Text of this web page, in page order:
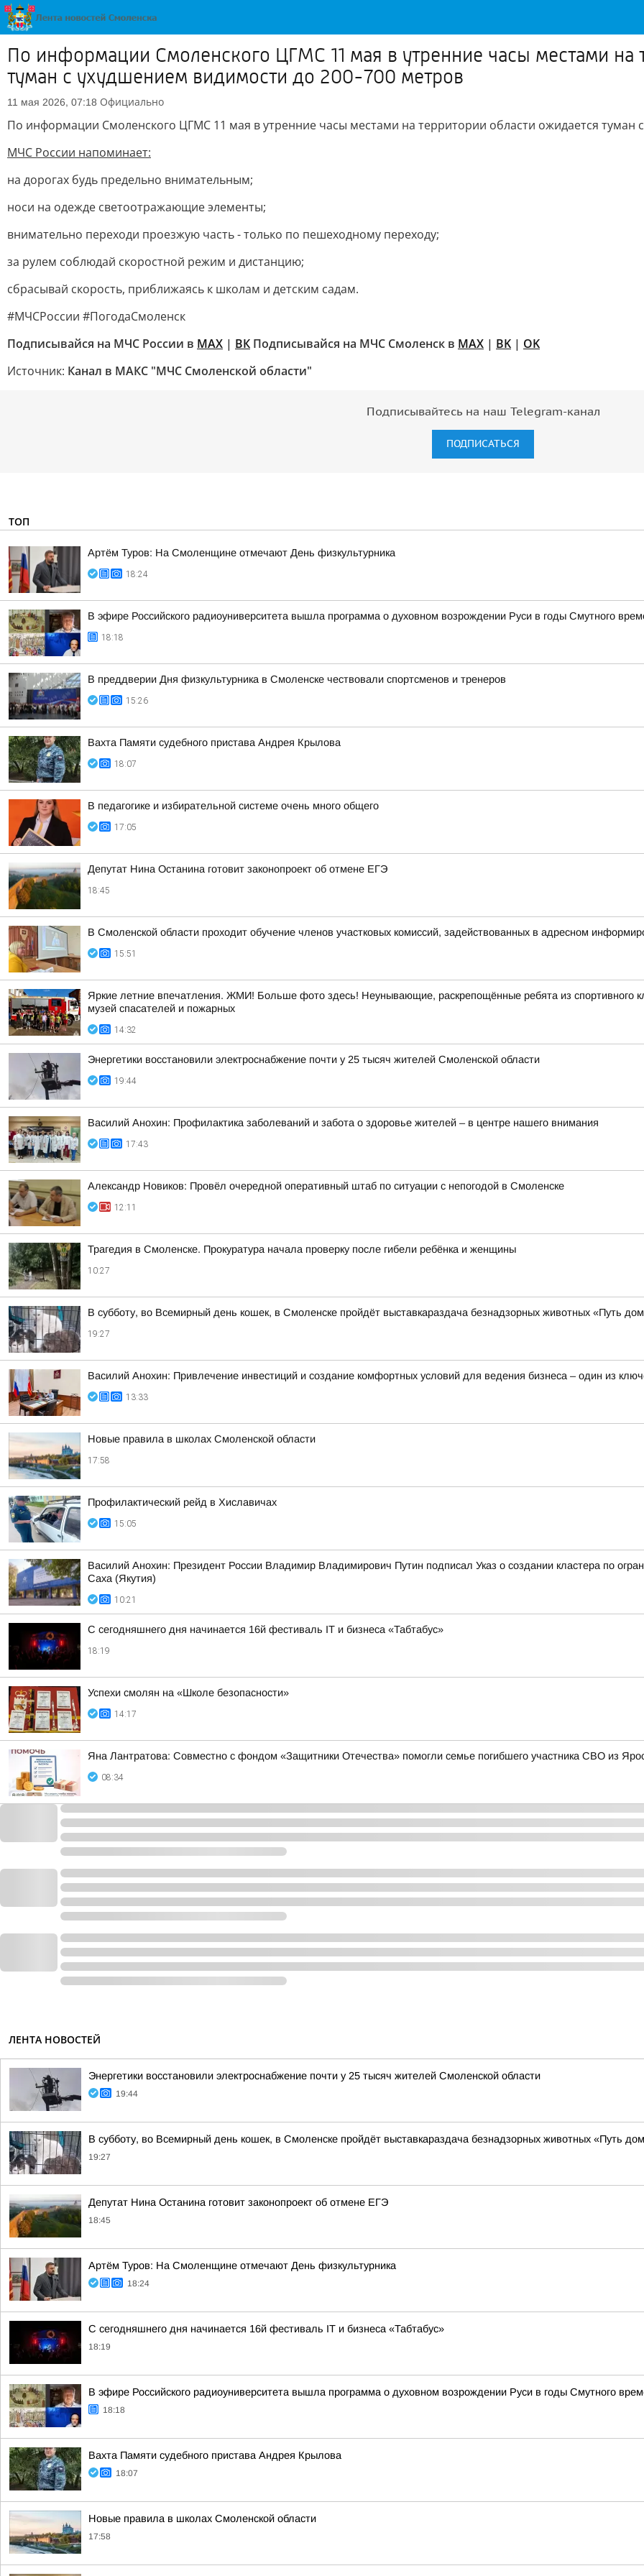
По информации Смоленского ЦГМС 11 мая в утренние часы местами на
туман с ухудшением видимости до 200-700 метров
11 мая 2026, 07:18 Официально
По информации Смоленского ЦГМС 11 мая в утренние часы местами на территории области ожидается туман
МЧС России напоминает:
на дорогах будь предельно внимательным;
носи на одежде светоотражающие элементы;
внимательно переходи проезжую часть - только по пешеходному переходу;
за рулем соблюдай скоростной режим и дистанцию;
сбрасывай скорость, приближаясь к школам и детским садам.
#МЧСРоссии #ПогодаСмоленск
Подписывайся на МЧС России в MAX | ВК Подписывайся на МЧС Смоленск в MAX | BK | OK
Источник: Канал в МАКС "МЧС Смоленской области"
Подписывайтесь на наш Telegram-канал
ПОДПИСАТЬСЯ
ТОП
Артём Туров: На Смоленщине отмечают День физкультурника
18:24
В эфире Российского радиоуниверситета вышла программа о духовном возрождении Руси в годы Смутного
18:18
В преддверии Дня физкультурника в Смоленске чествовали спортсменов и тренеров
15:26
Вахта Памяти судебного пристава Андрея Крылова
18:07
В педагогике и избирательной системе очень много общего
17:05
Депутат Нина Останина готовит законопроект об отмене ЕГЭ
18:45
В Смоленской области проходит обучение членов участковых комиссий, задействованных в адресном
15:51
Яркие летние впечатления. ЖМИ! Больше фото здесь! Неунывающие, раскрепощённые ребята из спортивного
музей спасателей и пожарных
14:32
Энергетики восстановили электроснабжение почти у 25 тысяч жителей Смоленской области
19:44
Василий Анохин: Профилактика заболеваний и забота о здоровье жителей – в центре нашего внимания
17:43
Александр Новиков: Провёл очередной оперативный штаб по ситуации с непогодой в Смоленске
12:11
Трагедия в Смоленске. Прокуратура начала проверку после гибели ребёнка и женщины
10:27
В субботу, во Всемирный день кошек, в Смоленске пройдёт выставкараздача безнадзорных животных «Путь
19:27
Василий Анохин: Привлечение инвестиций и создание комфортных условий для ведения бизнеса – один из
13:33
Новые правила в школах Смоленской области
17:58
Профилактический рейд в Хиславичах
15:05
Василий Анохин: Президент России Владимир Владимирович Путин подписал Указ о создании кластера по
Саха (Якутия)
10:21
С сегодняшнего дня начинается 16й фестиваль IT и бизнеса «Табтабус»
18:19
Успехи смолян на «Школе безопасности»
14:17
Яна Лантратова: Совместно с фондом «Защитники Отечества» помогли семье погибшего участника СВО из
08:34
ЛЕНТА НОВОСТЕЙ
Энергетики восстановили электроснабжение почти у 25 тысяч жителей Смоленской области
19:44
В субботу, во Всемирный день кошек, в Смоленске пройдёт выставкараздача безнадзорных животных «Путь
19:27
Депутат Нина Останина готовит законопроект об отмене ЕГЭ
18:45
Артём Туров: На Смоленщине отмечают День физкультурника
18:24
С сегодняшнего дня начинается 16й фестиваль IT и бизнеса «Табтабус»
18:19
В эфире Российского радиоуниверситета вышла программа о духовном возрождении Руси в годы Смутного
18:18
Вахта Памяти судебного пристава Андрея Крылова
18:07
Новые правила в школах Смоленской области
17:58